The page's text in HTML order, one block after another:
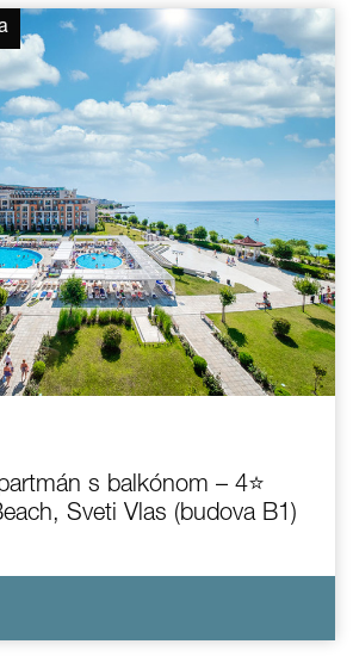
s balkónom – 4⭐
Sveti Vlas (budova B1)